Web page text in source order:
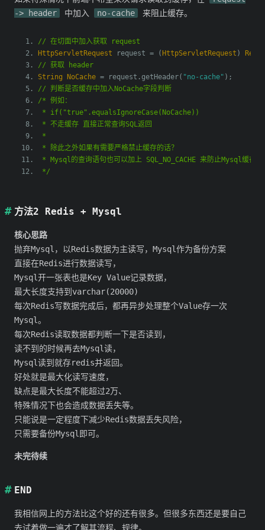
-> header
中加入 no-cache 来阻止缓存。
// 在切面中加入获取 request
HttpServletRequest request = ( HttpServletRequest )
// 获取 header
String
NoCache = request .getHeader( "no-cache" );
// 判断是否缓存中加入NoCache字段判断
/* 例如：
* if("true".equalsIgnoreCase(NoCache))
* 不走缓存 直接正常查询SQL返回
*
* 除此之外如果有需要严格禁止缓存的话？
* Mysql的查询语句也可以加上 SQL_NO_CACHE 来防止Mysql缓存
*/
方法2 Redis + Mysql
核心思路
抛弃Mysql，以Redis数据为主读写，Mysql作为备份方案
直接在Redis进行数据读写，
Mysql开一张表也是Key Value记录数据，
最大长度支持到varchar(20000)
每次Redis写数据完成后，都再异步处理整个Value存一次
Mysql。
每次Redis读取数据都判断一下是否读到，
读不到的时候再去Mysql读，
Mysql读到就存redis并返回。
好处就是最大化读写速度，
缺点是最大长度不能超过2万、
特殊情况下也会造成数据丢失等。
只能说是一定程度下减少Redis数据丢失风险，
只需要备份Mysql即可。
未完待续
END
我相信网上的方法比这个好的还有很多。但很多东西还是要自己
去试着做一遍才了解其流程、规律。